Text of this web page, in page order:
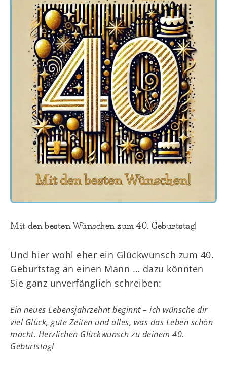
Mit den besten Wünschen zum 40. Geburtstag!
Und hier wohl eher ein Glückwunsch zum 40.
Geburtstag an einen Mann … dazu könnten
Sie ganz unverfänglich schreiben:
Ein neues Lebensjahrzehnt beginnt – ich wünsche dir
viel Glück, gute Zeiten und alles, was das Leben schön
macht. Herzlichen Glückwunsch zu deinem 40.
Geburtstag!